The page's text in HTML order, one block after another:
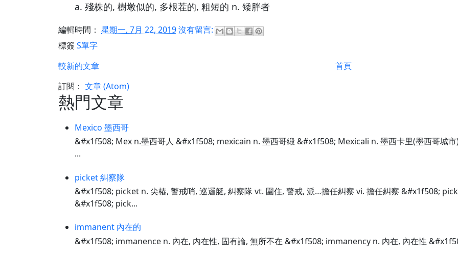
a. 殘株的, 樹墩似的, 多根茬的, 粗短的 n. 矮胖者
編輯時間： 星期一, 7月 22, 2019沒有留言:
標簽 S單字
較新的文章
首頁
訂閱： 文章 (Atom)
熱門文章
Mexico 墨西哥
&#x1f508; Mex n.墨西哥人 &#x1f508; mexicain n. 墨西哥緞 &#x1f508; Mexicali n. 墨西卡里(墨西哥城
...
picket 糾察隊
&#x1f508; picket n. 尖樁, 警戒哨, 巡邏艇, 糾察隊 vt. 圍住, 警戒, 派…擔任糾察 vi. 擔任糾察 &#x1f508;
&#x1f508; pick...
immanent 內在的
&#x1f508; immanence n. 內在, 內在性, 固有論, 無所不在 &#x1f508; immanency n. 內在, 內在性